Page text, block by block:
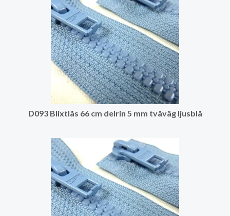
D093 Blixtlås 66 cm delrin 5 mm tvåväg ljusblå